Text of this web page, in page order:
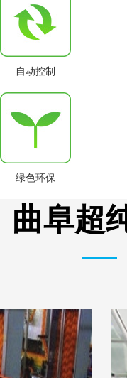
自动控制
绿色环保
曲阜超